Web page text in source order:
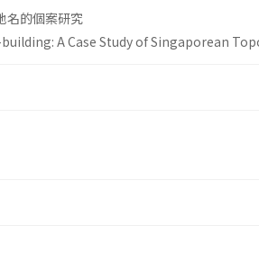
名的個案研究
A Case Study of Singaporean